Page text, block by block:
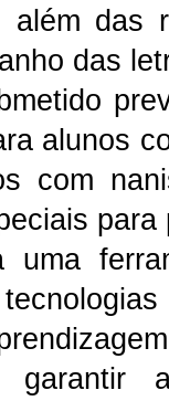
além das
das
alunos
com
uma
a